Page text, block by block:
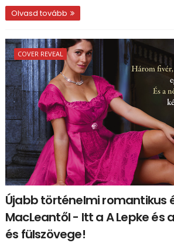
Olvasd tovább
COVER REVEAL
Újabb történelmi romantikus
MacLeantől - Itt a A Lepke és
és fülszövege!